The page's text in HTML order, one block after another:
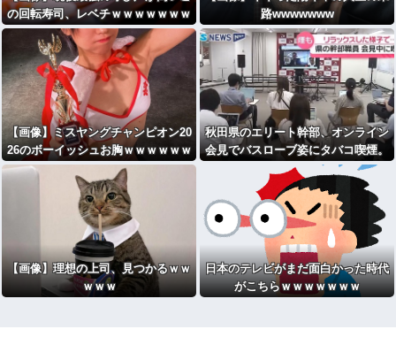
の回転寿司、レベチｗｗｗｗｗｗｗ
ｗｗｗ
路wwwwwww
【画像】ミスヤングチャンピオン20
26のボーイッシュお胸ｗｗｗｗｗｗ
ｗｗｗｗｗｗｗｗｗｗｗｗｗｗ
秋田県のエリート幹部、オンライン
会見でバスローブ姿にタバコ喫煙。
ワイルドすぎると話題に
【画像】理想の上司、見つかるｗｗ
ｗｗｗ
日本のテレビがまだ面白かった時代
がこちらｗｗｗｗｗｗｗ